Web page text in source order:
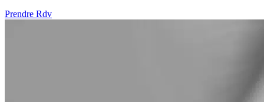
Prendre Rdv